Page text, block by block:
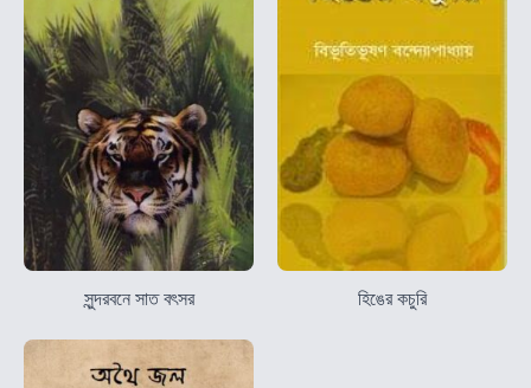
সুন্দরবনে সাত বৎসর হিঙের কচুরি